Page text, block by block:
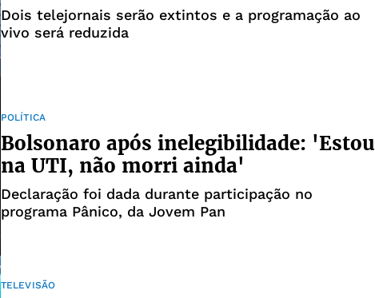
Dois telejornais serão extintos e a programação ao
vivo será reduzida
POLÍTICA
Bolsonaro após inelegibilidade: 'Estou
na UTI, não morri ainda'
Declaração foi dada durante participação no
programa Pânico, da Jovem Pan
TELEVISÃO